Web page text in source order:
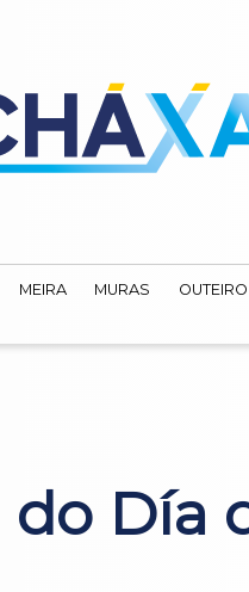
MEIRA MURAS
Día